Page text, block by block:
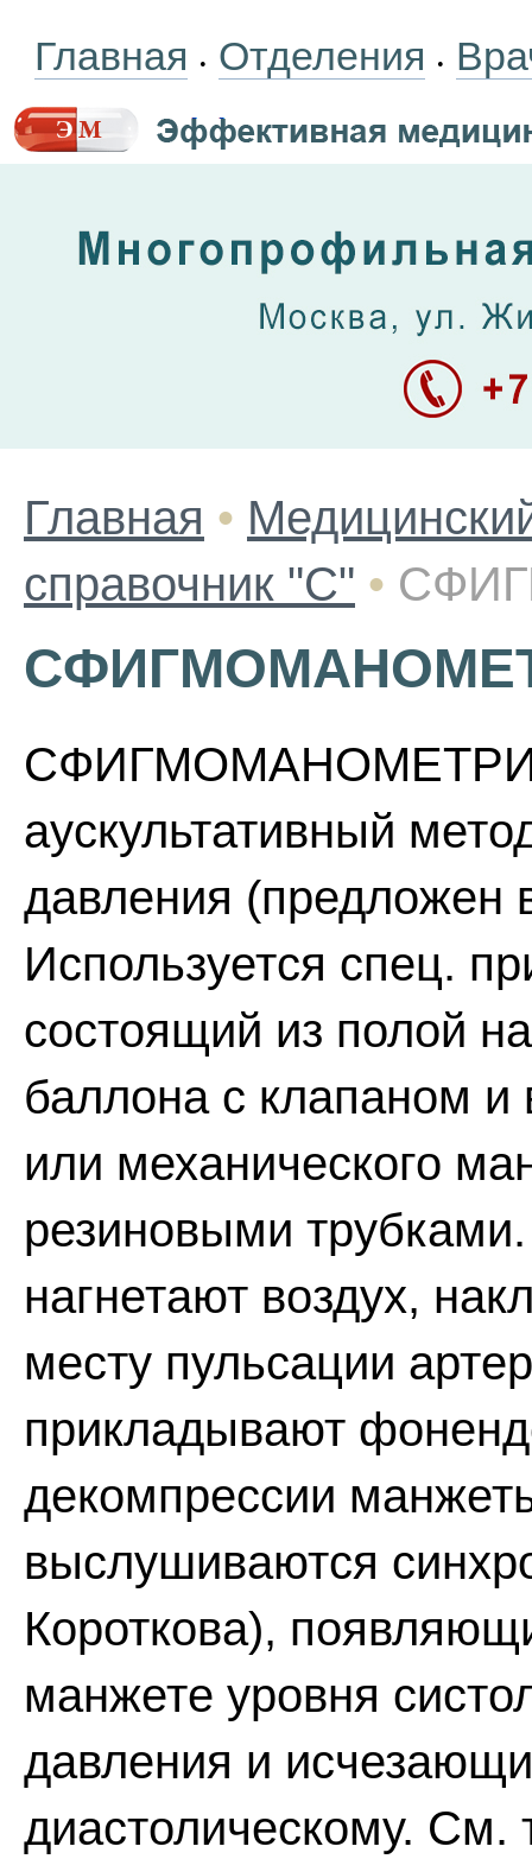
Главная • Отделения •
Главная •
справочник "С" •
аускультативный
давления (предложен
Используется спец.
состоящий из полой
баллона с клапаном и
или механического
резиновыми
нагнетают воздух,
месту пульсации
прикладывают
декомпрессии
выслушиваются
Короткова),
манжете уровня
давления и
диастолическому. См.